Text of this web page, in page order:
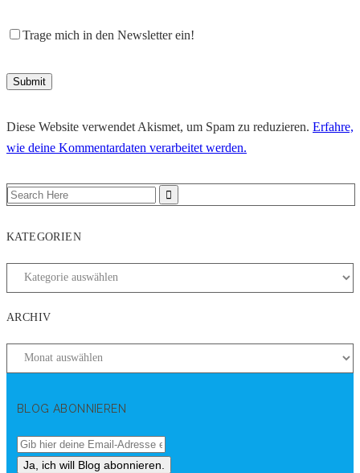
Trage mich in den Newsletter ein!
Diese Website verwendet Akismet, um Spam zu reduzieren. Erfahre,
wie deine Kommentardaten verarbeitet werden.
KATEGORIEN
ARCHIV
BLOG ABONNIEREN